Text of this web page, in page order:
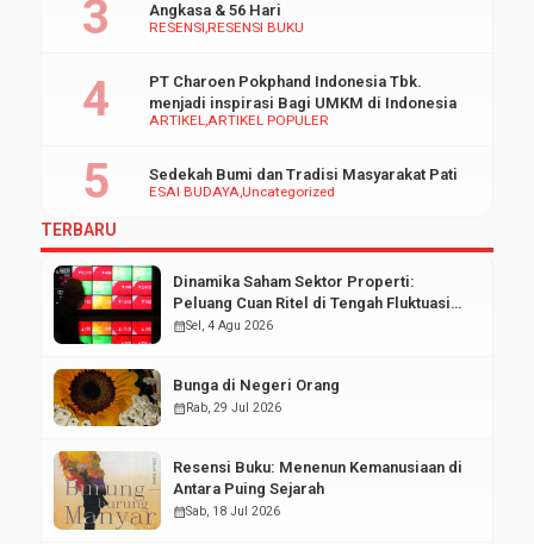
RESENSI RESENSI BUKU
Angkasa & 56 Hari
ARTIKELARTIKEL POPULER
PT Charoen Pokphand Indonesia Tbk.
menjadi inspirasi Bagi UMKM di Indonesia
ESAI BUDAYAUncategorized
Sedekah Bumi dan Tradisi Masyarakat Pati
TERBARU
Dinamika Saham Sektor Properti:
Peluang Cuan Ritel di Tengah Fluktuasi
Pasar Modal
calendar_monthSel, 4 Agu 2026
Bunga di Negeri Orang
calendar_month Rab, 29 Jul 2026
Resensi Buku: Menenun Kemanusiaan di
Antara Puing Sejarah
calendar_monthSab, 18 Jul 2026